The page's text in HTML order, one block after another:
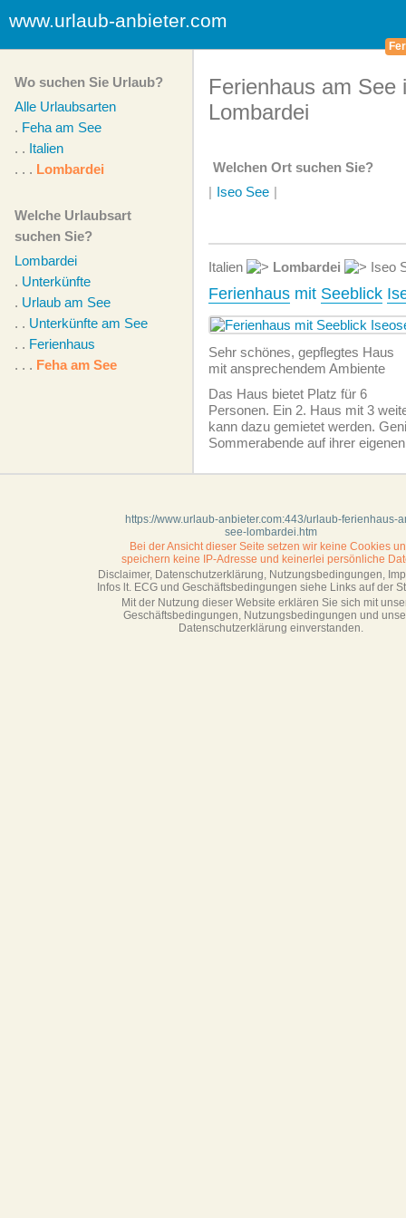
www.urlaub-anbieter.com
Wo suchen Sie Urlaub?
Alle Urlaubsarten
. Feha am See
. . Italien
. . . Lombardei
Welche Urlaubsart
suchen Sie?
Lombardei
. Unterkünfte
. Urlaub am See
. . Unterkünfte am See
. . Ferienhaus
. . . Feha am See
Ferienhaus am See
Lombardei
Welchen Ort suchen Sie?
| Iseo See |
Italien Lombardei Iseo
Ferienhaus mit Seeblick
Sehr schönes, gepflegtes Haus
mit ansprechendem Ambiente
Das Haus bietet Platz für 6
Personen. Ein 2. Haus mit 3
kann dazu gemietet werden.
Sommerabende auf ihrer
https://www.urlaub-anbieter.com:443/urlaub-ferienhaus-
see-lombardei.htm
Bei der Ansicht dieser Seite setzen wir keine Cookies
speichern keine IP-Adresse und keinerlei persönliche
Disclaimer, Datenschutzerklärung, Nutzungsbedingungen,
Infos lt. ECG und Geschäftsbedingungen siehe Links auf der
Mit der Nutzung dieser Website erklären Sie sich mit
Geschäftsbedin­gungen, Nutzungsbedingungen und
Datenschutzerklärung einverstanden.